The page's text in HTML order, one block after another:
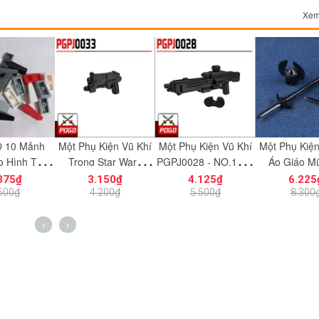
Vũ Khí
Wars
NO.1198 -
MOC
Một Phụ Kiện Vũ Khí
PGPJ0028 - NO.1203
- Phụ Kiện MOC
4.125₫
5.500₫
Một Phụ Kiện Vũ Khí
Áo Giáo Mũ Cho
Chiến Binh Gondor
Phiên Bản Màu Đen
6.225₫
8.300₫
COMBO 2
Chân
Factory Với
NO.1366 -